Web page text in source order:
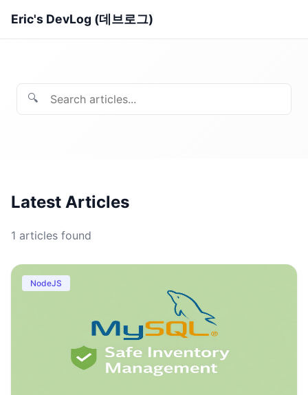
Eric's DevLog (데브로그)
🔍
Latest Articles
1 articles found
NodeJS